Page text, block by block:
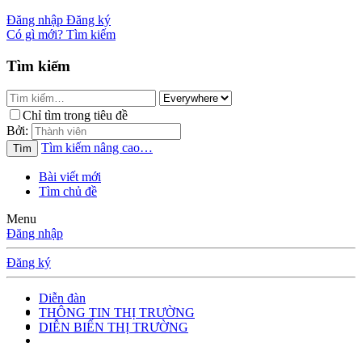
Đăng nhập Đăng ký
Có gì mới? Tìm kiếm
Tìm kiếm
Chỉ tìm trong tiêu đề
Bởi:
Tìm Tìm kiếm nâng cao…
Bài viết mới
Tìm chủ đề
Menu
Đăng nhập
Đăng ký
Diễn đàn
THÔNG TIN THỊ TRƯỜNG
DIỄN BIẾN THỊ TRƯỜNG